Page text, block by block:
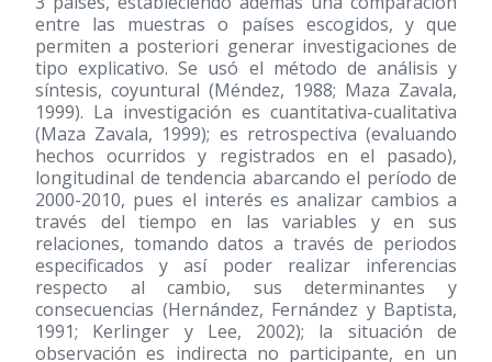
entre las muestras o países escogidos, y que
permiten a posteriori generar investigaciones de
tipo explicativo. Se usó el método de análisis y
síntesis, coyuntural (Méndez, 1988; Maza Zavala,
1999). La investigación es cuantitativa-cualitativa
(Maza Zavala, 1999); es retrospectiva (evaluando
hechos ocurridos y registrados en el pasado),
longitudinal de tendencia abarcando el período de
2000-2010, pues el interés es analizar cambios a
través del tiempo en las variables y en sus
relaciones, tomando datos a través de periodos
especificados y así poder realizar inferencias
respecto al cambio, sus determinantes y
consecuencias (Hernández, Fernández y Baptista,
1991; Kerlinger y Lee, 2002); la situación de
observación es indirecta no participante, en un